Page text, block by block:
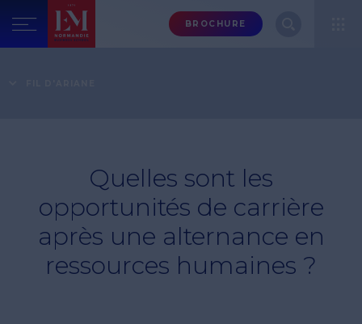
Menu
header-
BROCHURE
Quelles sont les
opportunités de carrière
après une alternance en
ressources humaines ?